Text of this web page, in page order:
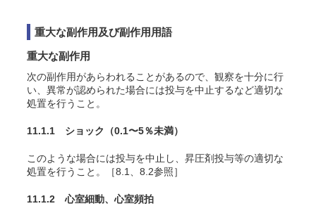
重大な副作用及び副作用用語
重大な副作用
次の副作用があらわれることがあるので、観察を十分に行
い、異常が認められた場合には投与を中止するなど適切な
処置を行うこと。
11.1.1 ショック （0.1〜5％未満）
このような場合には投与を中止し、昇圧剤投与等の適切な
処置を行うこと。［8.1、8.2参照］
11.1.2 心室細動、心室頻拍